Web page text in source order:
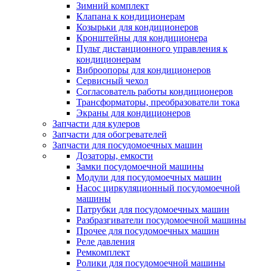
Зимний комплект
Клапана к кондиционерам
Козырьки для кондиционеров
Кронштейны для кондиционера
Пульт дистанционного управления к
кондиционерам
Виброопоры для кондиционеров
Сервисный чехол
Согласователь работы кондиционеров
Трансформаторы, преобразователи тока
Экраны для кондиционеров
Запчасти для кулеров
Запчасти для обогревателей
Запчасти для посудомоечных машин
Дозаторы, емкости
Замки посудомоечной машины
Модули для посудомоечных машин
Насос циркуляционный посудомоечной
машины
Патрубки для посудомоечных машин
Разбразгиватели посудомоечной машины
Прочее для посудомоечных машин
Реле давления
Ремкомплект
Ролики для посудомоечной машины